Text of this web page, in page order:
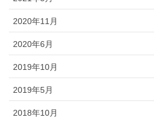
2020年11月
2020年6月
2019年10月
2019年5月
2018年10月